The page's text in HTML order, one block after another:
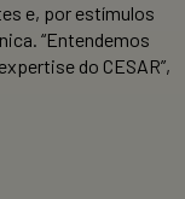
e, por estímulos
“Entendemos
do CESAR”,